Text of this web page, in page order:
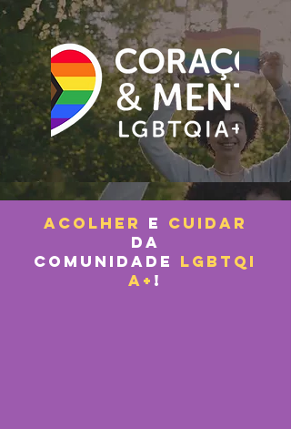
acolher e cuidar
da
comunidade LGBTQI
A+ !